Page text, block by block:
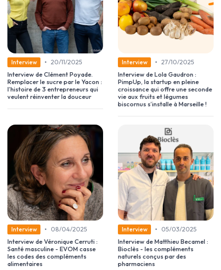
Interview • 20/11/2025
Interview de Clément Poyade.
Remplacer le sucre par le Yacon :
l’histoire de 3 entrepreneurs qui
veulent réinventer la douceur
Interview • 27/10/2025
Interview de Lola Gaudron :
PimpUp, la startup en pleine
croissance qui offre une seconde
vie aux fruits et légumes
biscornus s’installe à Marseille !
Interview •
08/04/2025
Interview de Véronique Cerruti :
Santé masculine - EVOM casse
les codes des compléments
alimentaires
Interview •
05/03/2025
Interview de Matthieu Becamel :
Bioclès - les compléments
naturels conçus par des
pharmaciens